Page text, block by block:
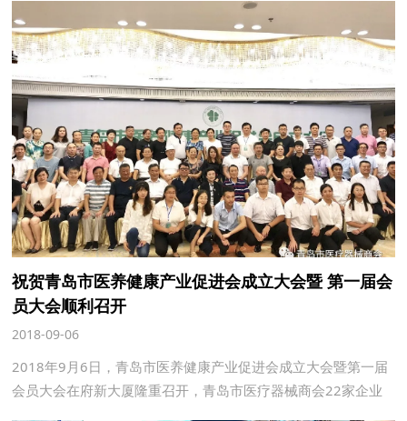
祝贺青岛市医养健康产业促进会成立大会暨 第一届会
员大会顺利召开
2018-09-06
2018年9月6日，青岛市医养健康产业促进会成立大会暨第一届
会员大会在府新大厦隆重召开，青岛市医疗器械商会22家企业